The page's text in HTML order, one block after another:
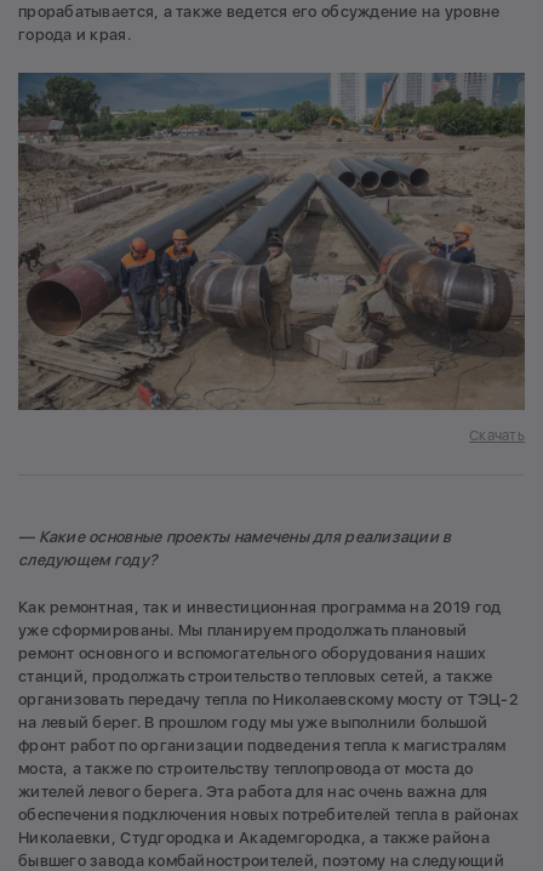
прорабатывается, а также ведется его обсуждение на уровне
города и края.
Скачать
— Какие основные проекты намечены для реализации в
следующем году?
Как ремонтная, так и инвестиционная программа на 2019 год
уже сформированы. Мы планируем продолжать плановый
ремонт основного и вспомогательного оборудования наших
станций, продолжать строительство тепловых сетей, а также
организовать передачу тепла по Николаевскому мосту от ТЭЦ-2
на левый берег. В прошлом году мы уже выполнили большой
фронт работ по организации подведения тепла к магистралям
моста, а также по строительству теплопровода от моста до
жителей левого берега. Эта работа для нас очень важна для
обеспечения подключения новых потребителей тепла в районах
Николаевки, Студгородка и Академгородка, а также района
бывшего завода комбайностроителей, поэтому на следующий